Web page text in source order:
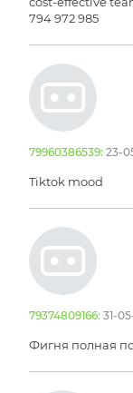
794 972 985
79960386539: 23-
Tiktok mood
79374809166: 31-
Фигня полная